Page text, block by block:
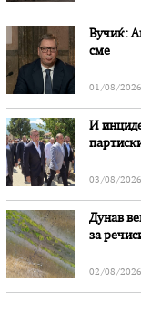
Вучиќ:
сме
01/08/2026
И
03/08/2026
Дунав
за
02/08/2026